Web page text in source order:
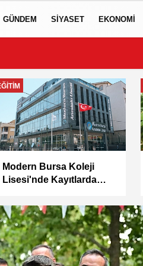
GÜNDEM SIYASET EKONOMI
Modern Bursa Koleji
Lisesi'nde Kayıtlarda